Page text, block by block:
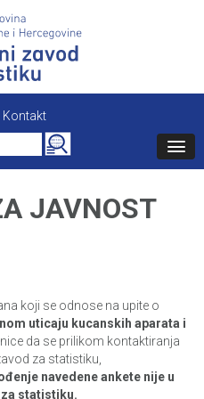
Kontakt
Search
for:
JAVNOST
koji se odnose na upite o
uticaju kucanskih aparata i
da se prilikom kontaktiranja
za statistiku,
navedene ankete nije u
statistiku.